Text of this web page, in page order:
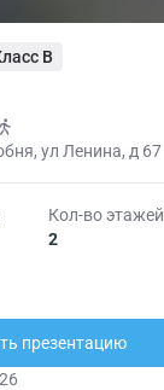
B
ул Ленина, д 67
Кол-во этажей
2
презентацию